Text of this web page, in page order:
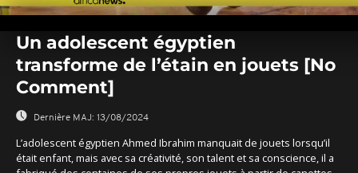
seconds
seconds
Un adolescent égyptien
transforme de l’étain en jouets [No
Comment]
Dernière MAJ: 13/08/2024
L’adolescent égyptien Ahmed Ibrahim manquait de jouets lorsqu’il
était enfant, mais avec sa créativité, son talent et sa conscience, il a